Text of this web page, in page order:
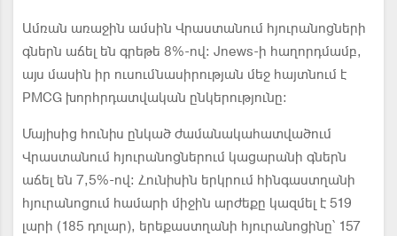
Ամռան առաջին ամսին Վրաստանում հյուրանոցների
գներն աճել են գրեթե 8%-ով։ Jnews-ի հաղորդմամբ,
այս մասին իր ուսումնասիրության մեջ հայտնում է
PMCG խորհրդատվական ընկերությունը։
Մայիսից հունիս ընկած ժամանակահատվածում
Վրաստանում հյուրանոցներում կացարանի գներն
աճել են 7,5%-ով: Հունիսին երկրում հինգաստղանի
հյուրանոցում համարի միջին արժեքը կազմել է 519
լարի (185 դոլար), երեքաստղանի հյուրանոցինը՝ 157